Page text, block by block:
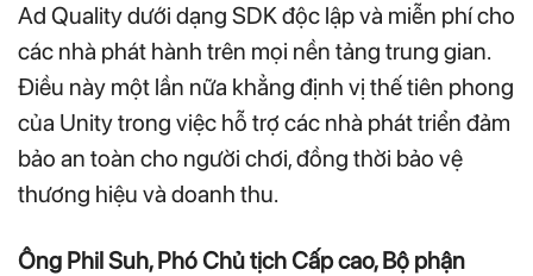
Ad Quality dưới dạng SDK độc lập và miễn phí cho
các nhà phát hành trên mọi nền tảng trung gian.
Điều này một lần nữa khẳng định vị thế tiên phong
của Unity trong việc hỗ trợ các nhà phát triển đảm
bảo an toàn cho người chơi, đồng thời bảo vệ
thương hiệu và doanh thu.
Ông Phil Suh, Phó Chủ tịch Cấp cao, Bộ phận